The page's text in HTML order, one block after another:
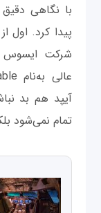
با نگاهی
شرکت ایسوس
تمام نمی‌شود